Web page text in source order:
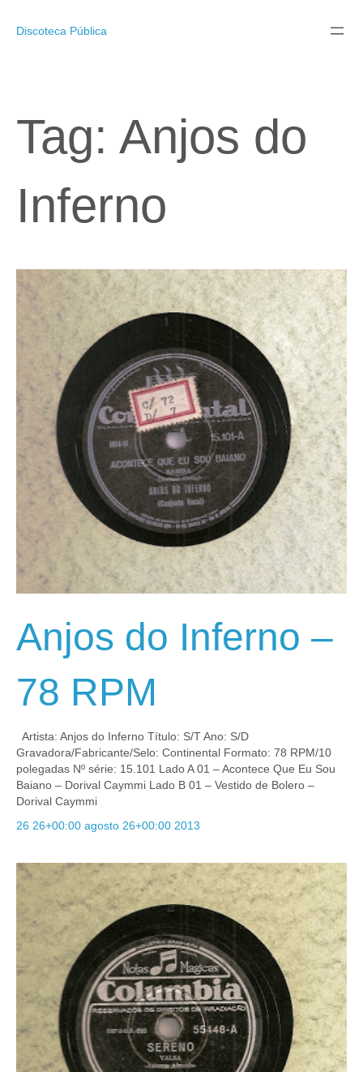
Discoteca Pública
Tag: Anjos do
Inferno
Anjos do Inferno –
78 RPM
Artista: Anjos do Inferno Título: S/T Ano: S/D
Gravadora/Fabricante/Selo: Continental Formato: 78 RPM/10
polegadas Nº série: 15.101 Lado A 01 – Acontece Que Eu Sou
Baiano – Dorival Caymmi Lado B 01 – Vestido de Bolero –
Dorival Caymmi
26 26+00:00 agosto 26+00:00 2013